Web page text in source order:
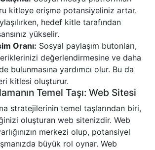
kitleye erişme potansiyeliniz artar.
hedef kitle tarafından
yükselir.
Oranı: Sosyal paylaşım butonları,
değerlendirmesine ve daha
bulunmasına yardımcı olur. Bu da
kitlesi oluşturur.
Temel Taşı: Web Sitesi
stratejilerinin temel taşlarından biri,
oluşturan web sitenizdir. Web
merkezi olup, potansiyel
büyük rol oynar. Web